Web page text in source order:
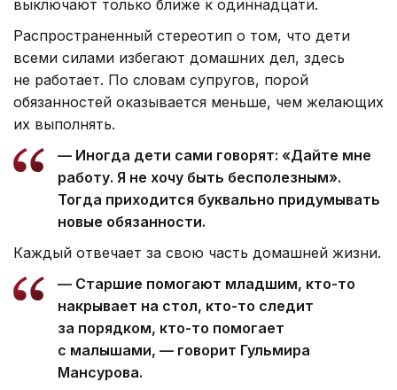
выключают только ближе к одиннадцати.
Распространенный стереотип о том, что дети
всеми силами избегают домашних дел, здесь
не работает. По словам супругов, порой
обязанностей оказывается меньше, чем желающих
их выполнять.
— Иногда дети сами говорят: «Дайте мне
работу. Я не хочу быть бесполезным».
Тогда приходится буквально придумывать
новые обязанности.
Каждый отвечает за свою часть домашней жизни.
— Старшие помогают младшим, кто-то
накрывает на стол, кто-то следит
за порядком, кто-то помогает
с малышами, — говорит Гульмира
Мансурова.